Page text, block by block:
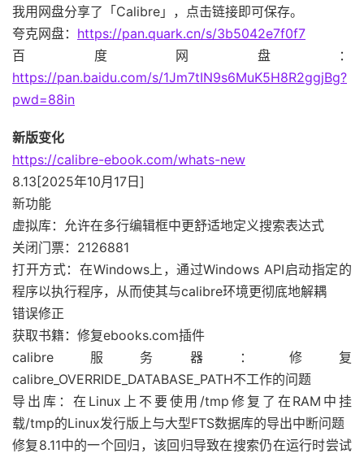
我用网盘分享了「Calibre」，点击链接即可保存。
夸克网盘： https://pan.quark.cn/s/3b5042e7f0f7
百度网盘：
https://pan.baidu.com/s/1Jm7tIN9s6MuK5H8R2ggjBg?
pwd=88in
新版变化
https://calibre-ebook.com/whats-new
8.13[2025年10月17日]
新功能
虚拟库：允许在多行编辑框中更舒适地定义搜索表达式
关闭门票：2126881
打开方式：在Windows上，通过Windows API启动指定的
程序以执行程序，从而使其与calibre环境更彻底地解耦
错误修正
获取书籍：修复ebooks.com插件
calibre服务器：修复
calibre_OVERRIDE_DATABASE_PATH不工作的问题
导出库：在Linux上不要使用/tmp修复了在RAM中挂
载/tmp的Linux发行版上与大型FTS数据库的导出中断问题
修复8.11中的一个回归，该回归导致在搜索仍在运行时尝试